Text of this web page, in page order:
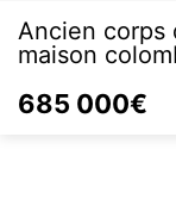
Ancien corps
maison
685 000€